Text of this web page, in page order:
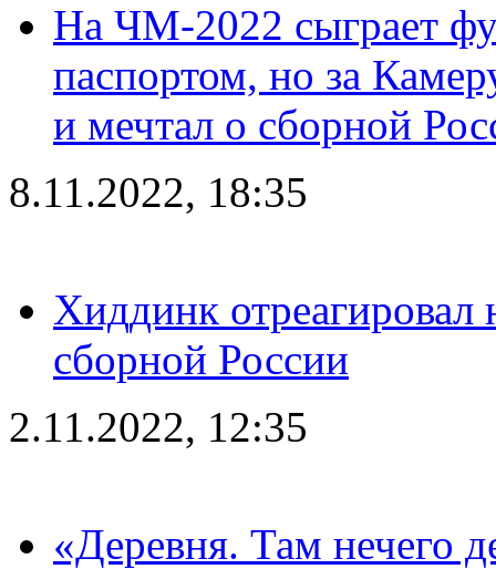
На ЧМ-2022 сыграет
паспортом, но за
и мечтал о сборной
8.11.2022, 18:35
Хиддинк отреагировал
сборной России
2.11.2022, 12:35
«Деревня. Там нечего